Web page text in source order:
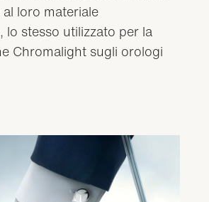
loro materiale
lo stesso utilizzato per la
Chromalight sugli orologi